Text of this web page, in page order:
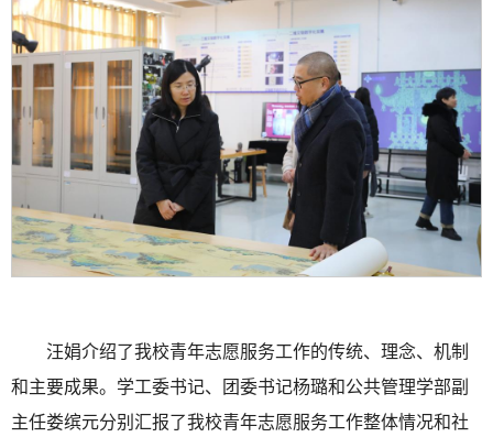
汪娟介绍了我校青年志愿服务工作的传统、理念、机制
和主要成果。学工委书记、团委书记杨璐和公共管理学部副
主任娄缤元分别汇报了我校青年志愿服务工作整体情况和社